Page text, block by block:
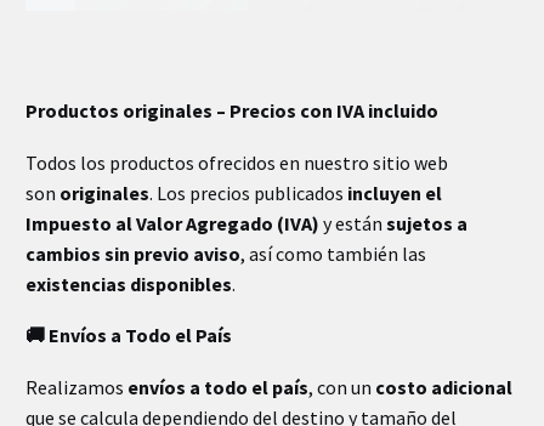
Productos originales – Precios con IVA incluido
Todos los productos ofrecidos en nuestro sitio web
son originales. Los precios publicados incluyen el
Impuesto al Valor Agregado (IVA) y están sujetos a
cambios sin previo aviso, así como también las
existencias disponibles.
🚚 Envíos a Todo el País
Realizamos envíos a todo el país, con un costo adicional
que se calcula dependiendo del destino y tamaño del